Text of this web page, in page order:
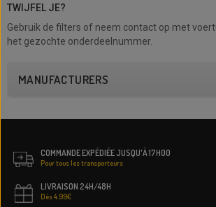
TWIJFEL JE?
Gebruik de filters of neem contact op met
het gezochte onderdeelnummer.
MANUFACTURERS
COMMANDE EXPÉDIÉE JUSQU'À 17H00
Pour tous les transporteurs
LIVRAISON 24H/48H
Dès 4.99€